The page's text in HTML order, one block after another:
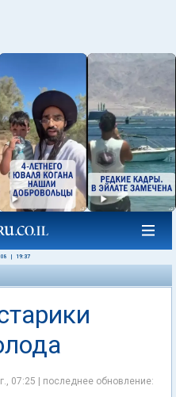
19:37
07:25 | последнее обновление: